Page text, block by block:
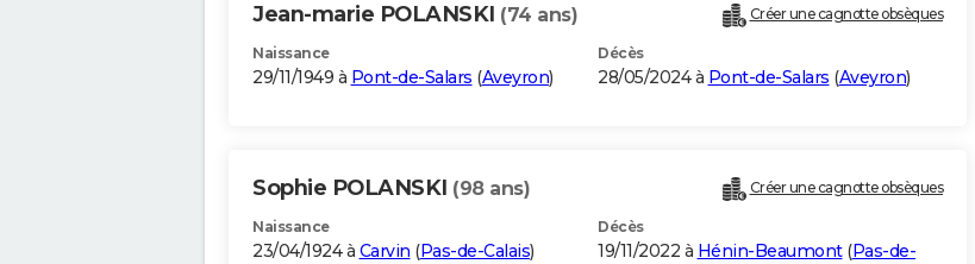
Jean-marie POLANSKI (74 ans) Créer une cagnotte obsèques
Naissance
29/11/1949 à Pont-de-Salars (Aveyron)
Décès
28/05/2024 à Pont-de-Salars (Aveyron)
Sophie POLANSKI (98 ans) Créer une cagnotte obsèques
Naissance
23/04/1924 à Carvin (Pas-de-Calais)
Décès
19/11/2022 à Hénin-Beaumont(Pas-de-